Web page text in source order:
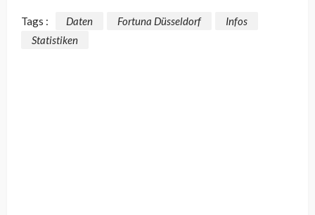
Tags : Daten Fortuna Düsseldorf
Infos
Statistiken